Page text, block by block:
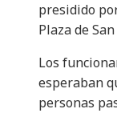
presidido
Plaza de
Los
esperaban
personas